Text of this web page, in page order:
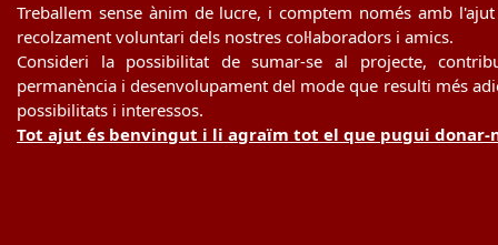
Treballem sense ànim de lucre, i comptem només amb
recolzament voluntari dels nostres col·laboradors i amics.
Consideri la possibilitat de sumar-se al projecte,
permanència i desenvolupament del mode que resulti més
possibilitats i interessos.
Tot ajut és benvingut i li agraïm tot el que pugui donar-